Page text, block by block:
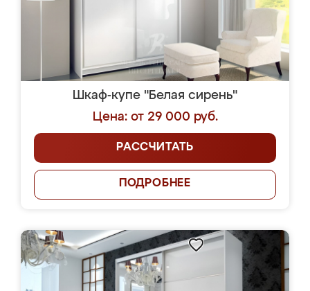
Шкаф-купе "Белая сирень"
Цена: от 29 000 руб.
РАССЧИТАТЬ
ПОДРОБНЕЕ